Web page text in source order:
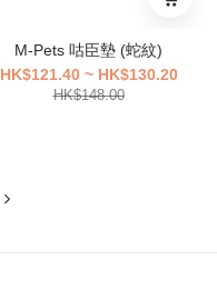
M-Pets 咕臣墊 (蛇紋)
HK$121.40 ~ HK$130.20
HK$148.00